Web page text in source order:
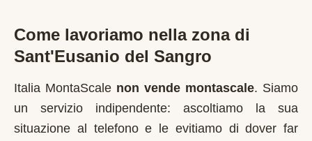
Come lavoriamo nella zona di
Sant'Eusanio del Sangro
Italia MontaScale non vende montascale. Siamo
un servizio indipendente: ascoltiamo la sua
situazione al telefono e le evitiamo di dover far